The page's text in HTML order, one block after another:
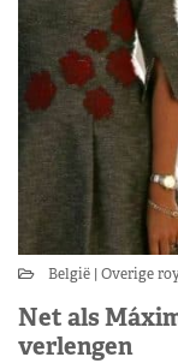
België Overige
Net als
verlengen